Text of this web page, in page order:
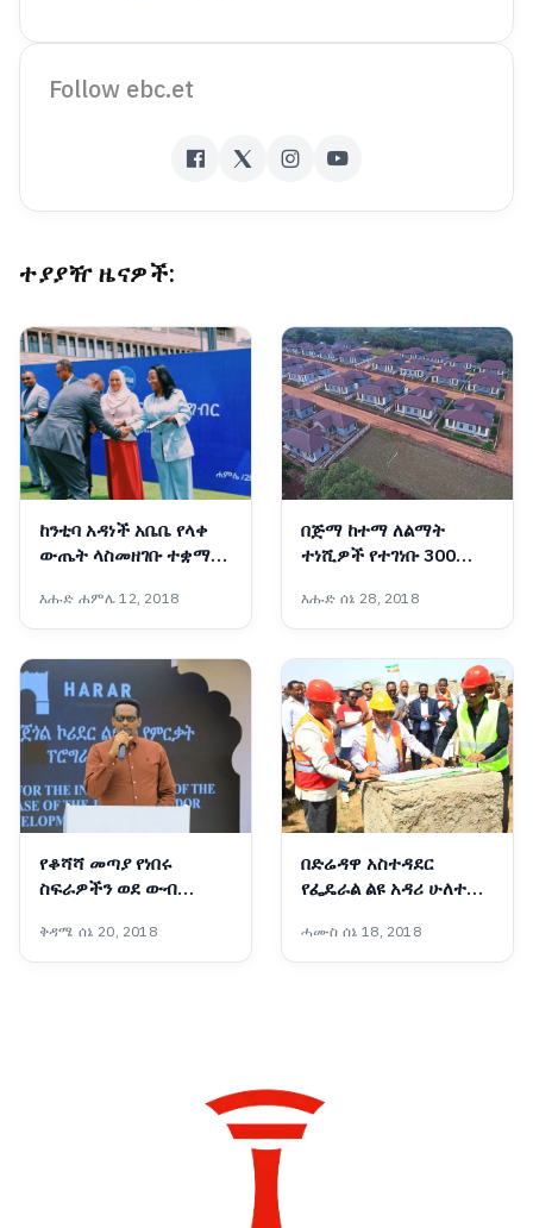
Follow ebc.et
ተያያዥ ዜናዎች:
ከንቲባ አዳነች አቤቤ የላቀ
ውጤት ላስመዘገቡ ተቋማት
እሑድ ሐምሌ 12, 2018
በጅማ ከተማ ለልማት
ተነሺዎች የተገነቡ 300
ለተጠቃሚዎች ተላለፉ
እሑድ ሰኔ 28, 2018
የቆሻሻ መጣያ የነበሩ
ስፍራዎችን ወደ ውብ
- ርዕሰ መስተዳድር ኦርዲን
በድሪ
ቅዳሜ ሰኔ 20, 2018
በድሬዳዋ አስተዳደር
የፌዴራል ልዩ አዳሪ ሁለተኛ
ተጀመረ
ሓሙስ ሰኔ 18, 2018